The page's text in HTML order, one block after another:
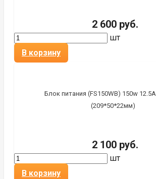
2 600 руб.
шт
В корзину
Блок питания (FS150WB) 150w
(209*50*22мм)
2 100 руб.
шт
В корзину